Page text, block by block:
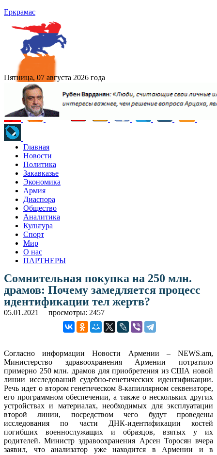
Еркрамас
Пятница, 07 августа 2026 года
Главная
Новости
Политика
Закавказье
Экономика
Армия
Диаспора
Общество
Аналитика
Культура
Спорт
Мир
О нас
ПАРТНЕРЫ
Сомнительная покупка на 250 млн.
драмов: Почему замедляется процесс
идентификации тел жертв?
05.01.2021 просмотры: 2457
Согласно информации Новости Армении – NEWS.am,
Министерство здравоохранения Армении потратило
примерно 250 млн. драмов для приобретения из США новой
линии исследований судебно-генетических идентификации.
Речь идет о втором генетическом 8-капиллярном секвенаторе,
его программном обеспечении, а также о нескольких других
устройствах и материалах, необходимых для эксплуатации
второй линии, посредством чего будут проведены
исследования по части ДНК-идентификации костей
погибших военнослужащих и образцов, взятых у их
родителей. Министр здравоохранения Арсен Торосян вчера
заявил, что анализатор уже находится в Армении и в